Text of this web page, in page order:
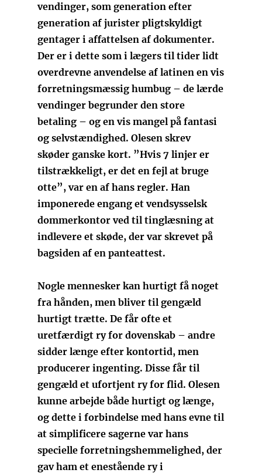
vendinger, som generation efter
generation af jurister pligtskyldigt
gentager i affattelsen af dokumenter.
Der er i dette som i lægers til tider lidt
overdrevne anvendelse af latinen en vis
forretningsmæssig humbug – de lærde
vendinger begrunder den store
betaling – og en vis mangel på fantasi
og selvstændighed. Olesen skrev
skøder ganske kort. ”Hvis 7 linjer er
tilstrækkeligt, er det en fejl at bruge
otte”, var en af hans regler. Han
imponerede engang et vendsysselsk
dommerkontor ved til tinglæsning at
indlevere et skøde, der var skrevet på
bagsiden af en panteattest.
Nogle mennesker kan hurtigt få noget
fra hånden, men bliver til gengæld
hurtigt trætte. De får ofte et
uretfærdigt ry for dovenskab – andre
sidder længe efter kontortid, men
producerer ingenting. Disse får til
gengæld et ufortjent ry for flid. Olesen
kunne arbejde både hurtigt og længe,
og dette i forbindelse med hans evne til
at simplificere sagerne var hans
specielle forretningshemmelighed, der
gav ham et enestående ry i